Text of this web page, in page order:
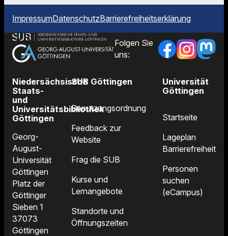
ImpressumDatenschutzBarrierefreiheitserklärung
Folgen Sie
uns:
Niedersächsische
Staats-
und
Universitätsbibliothek
Göttingen
Georg-
August-
Universität
Göttingen
Platz der
Göttinger
Sieben 1
37073
Göttingen
SUB Göttingen
Benutzungsordnung
Feedback zur
Website
Frag die SUB
Kurse und
Lernangebote
Standorte und
Öffnungszeiten
Universität
Göttingen
Startseite
Lageplan
Barrierefreiheit
Personen
suchen
(eCampus)